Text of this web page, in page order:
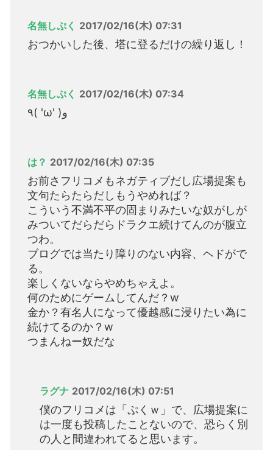
名無しぷく 2017/02/16(木) 07:31
おつかいした後、塔に登るだけの繰り返し！
名無しぷく 2017/02/16(木) 07:34
٩( 'ω' )و
は？ 2017/02/16(木) 07:35
お前さフリコメもネガティブだし広場提案も
文句たらたらだしもうやめれば？
こういう不満不平の固まりみたいな奴がしが
みついてだらだらドラクエ続けてんのが腹立
つわ。
ブログでは当たり障りのない内容、ヘドがで
る。
楽しくないならやめちゃえよ。
何のためにゲームしてんだ？w
金か？有名人になって優越感に浸りたい為に
続けてるのか？w
つまんねー奴だな
ラグナ 2017/02/16(木) 07:51
僕のフリコメは「ぷくｗ」で、広場提案に
は一度も投稿したことないので、恐らく別
の人と間違われてると思います。